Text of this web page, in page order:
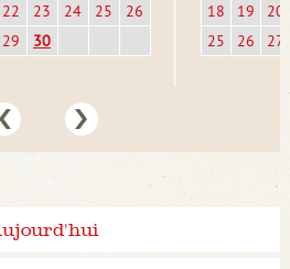
22 23 24 25
26
29 30
18
19
20
25
26 27